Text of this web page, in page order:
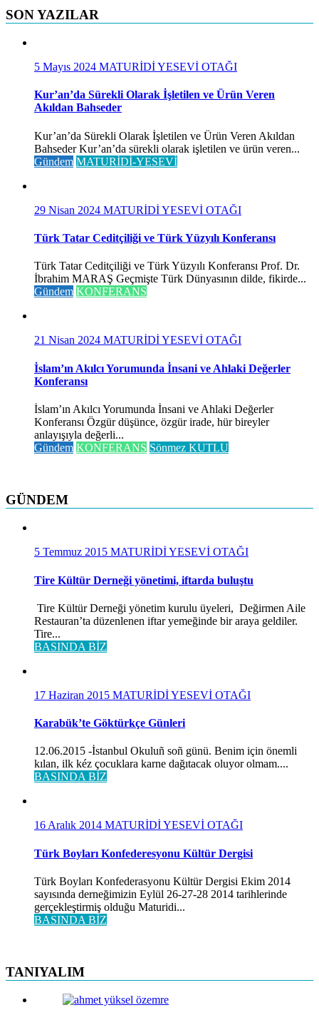
SON YAZILAR
5 Mayıs 2024 MATURİDİ YESEVİ OTAĞI
Kur’an’da Sürekli Olarak İşletilen ve Ürün Veren
Akıldan Bahseder
Kur’an’da Sürekli Olarak İşletilen ve Ürün Veren Akıldan
Bahseder Kur’an’da sürekli olarak işletilen ve ürün veren...
Gündem MATURİDİ-YESEVİ
29 Nisan 2024 MATURİDİ YESEVİ OTAĞI
Türk Tatar Ceditçiliği ve Türk Yüzyılı Konferansı
Türk Tatar Ceditçiliği ve Türk Yüzyılı Konferansı Prof. Dr.
İbrahim MARAŞ Geçmişte Türk Dünyasının dilde, fikirde...
Gündem KONFERANS
21 Nisan 2024 MATURİDİ YESEVİ OTAĞI
İslam’ın Akılcı Yorumunda İnsani ve Ahlaki Değerler
Konferansı
İslam’ın Akılcı Yorumunda İnsani ve Ahlaki Değerler
Konferansı Özgür düşünce, özgür irade, hür bireyler
anlayışıyla değerli...
Gündem KONFERANS Sönmez KUTLU
GÜNDEM
5 Temmuz 2015 MATURİDİ YESEVİ OTAĞI
Tire Kültür Derneği yönetimi, iftarda buluştu
Tire Kültür Derneği yönetim kurulu üyeleri, Değirmen Aile
Restauran’ta düzenlenen iftar yemeğinde bir araya geldiler.
Tire...
BASINDA BİZ
17 Haziran 2015 MATURİDİ YESEVİ OTAĞI
Karabük’te Göktürkçe Günleri
12.06.2015 -İstanbul Okuluñ soñ günü. Benim için önemli
kılan, ilk kéz çocuklara karne dağıtacak oluyor olmam....
BASINDA BİZ
16 Aralık 2014 MATURİDİ YESEVİ OTAĞI
Türk Boyları Konfederesyonu Kültür Dergisi
Türk Boyları Konfederasyonu Kültür Dergisi Ekim 2014
sayısında derneğimizin Eylül 26-27-28 2014 tarihlerinde
gerçekleştirmiş olduğu Maturidi...
BASINDA BİZ
TANIYALIM